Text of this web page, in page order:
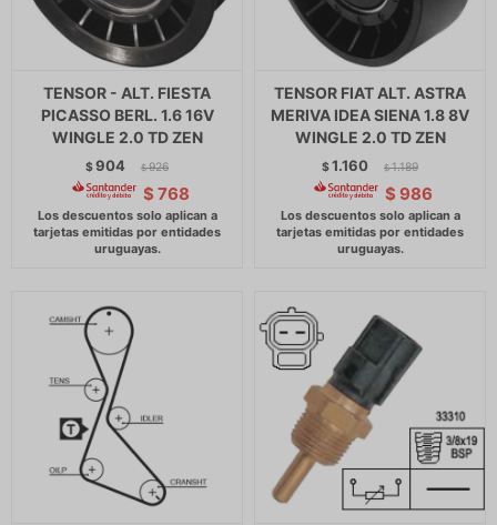
TENSOR - ALT. FIESTA
PICASSO BERL. 1.6 16V
WINGLE 2.0 TD ZEN
$904 $ 926
$ 768
TENSOR FIAT ALT. ASTRA
MERIVA IDEA SIENA 1.8 8V
WINGLE 2.0 TD ZEN
$1.160 $ 1.189
$ 986